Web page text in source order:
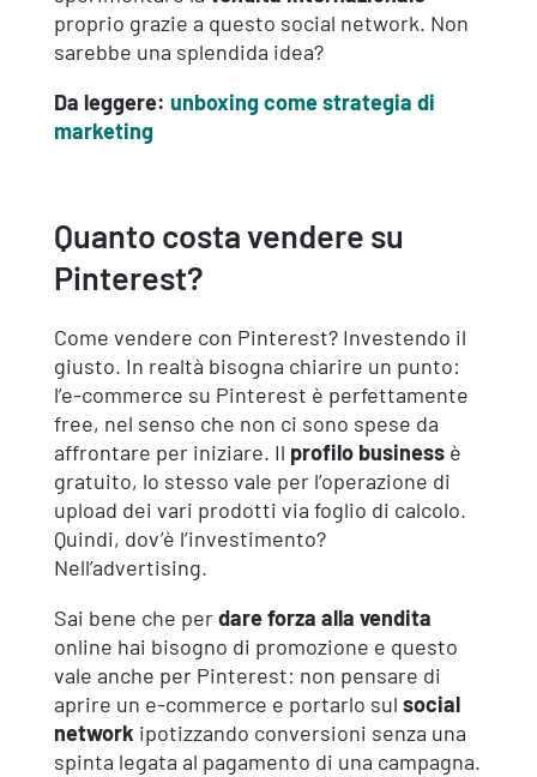
proprio grazie a questo social network. Non
sarebbe una splendida idea?
Da leggere: unboxing come strategia di
marketing
Quanto costa vendere su
Pinterest?
Come vendere con Pinterest? Investendo il
giusto. In realtà bisogna chiarire un punto:
l’e-commerce su Pinterest è perfettamente
free, nel senso che non ci sono spese da
affrontare per iniziare. Il profilo business è
gratuito, lo stesso vale per l’operazione di
upload dei vari prodotti via foglio di calcolo.
Quindi, dov’è l’investimento?
Nell’advertising.
Sai bene che perdare forza alla vendita
online hai bisogno di promozione e questo
vale anche per Pinterest: non pensare di
aprire un e-commerce e portarlo sul social
network ipotizzando conversioni senza una
spinta legata al pagamento di una campagna.